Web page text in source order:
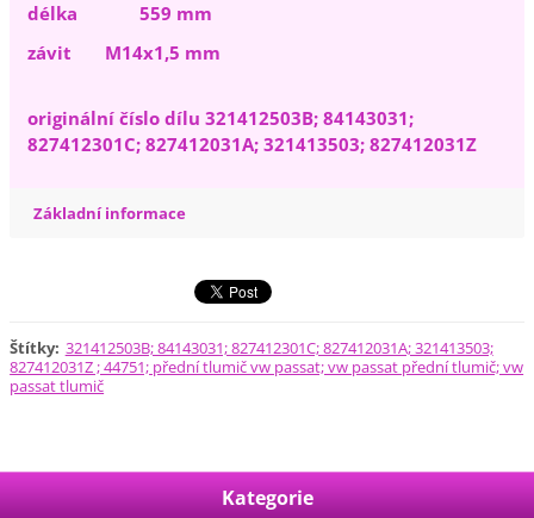
délka 559 mm
závit M14x1,5 mm
originální číslo dílu 321412503B; 84143031;
827412301C; 827412031A; 321413503; 827412031Z
Základní informace
Štítky: 321412503B; 84143031; 827412301C; 827412031A; 321413503;
827412031Z ; 44751; přední tlumič vw passat; vw passat přední tlumič; vw
passat tlumič
Kategorie